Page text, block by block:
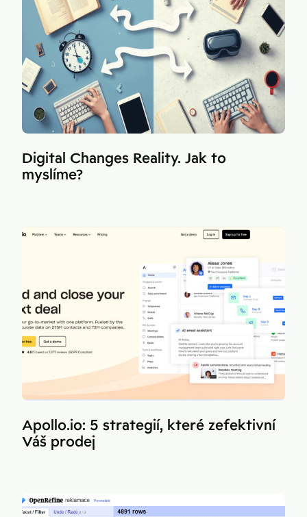
Digital Changes Reality. Jak to
myslíme?
Apollo.io: 5 strategií, které zefektivní
Váš prodej